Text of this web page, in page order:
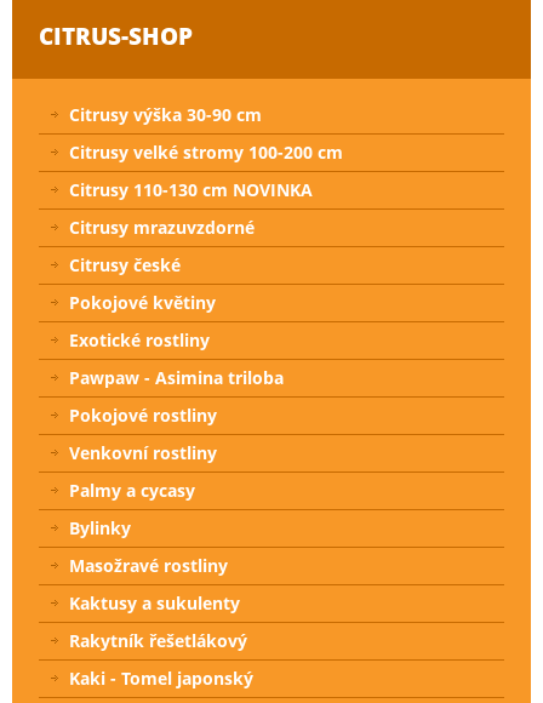
CITRUS-SHOP
Citrusy výška 30-90 cm
Citrusy velké stromy 100-200 cm
Citrusy 110-130 cm NOVINKA
Citrusy mrazuvzdorné
Citrusy české
Pokojové květiny
Exotické rostliny
Pawpaw - Asimina triloba
Pokojové rostliny
Venkovní rostliny
Palmy a cycasy
Bylinky
Masožravé rostliny
Kaktusy a sukulenty
Rakytník řešetlákový
Kaki - Tomel japonský